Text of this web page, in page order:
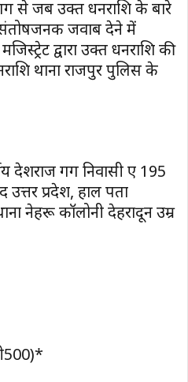
से जब उक्त धनराशि के बारे
संतोषजनक जवाब देने में
द्वारा उक्त धनराशि की
थाना राजपुर पुलिस के
देशराज गर्ग निवासी ए 195
उत्तर प्रदेश, हाल पता
नेहरू कॉलोनी देहरादून उम्र